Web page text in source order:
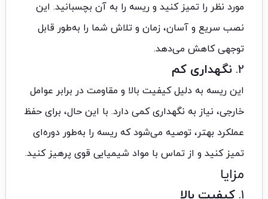
مورد نظر را تمیز کنید و ریسه را به آن بچسبانید. این
نصب سریع و آسان، زمان و تلاش شما را به‌طور قابل
توجهی کاهش می‌دهد.
2. نگهداری کم
این ریسه به دلیل کیفیت بالا و مقاومت در برابر عوامل
خارجی، نیاز به نگهداری کمی دارد. با این حال، برای حفظ
عملکرد بهتر، توصیه می‌شود که ریسه را به‌طور دوره‌ای
تمیز کنید و از تماس با مواد شیمیایی قوی پرهیز کنید.
مزایا
1. کیفیت بالا